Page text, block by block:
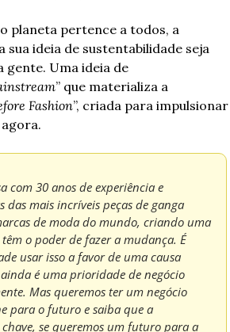
planeta pertence a todos, a
sua ideia de sustentabilidade seja
gente. Uma ideia de
” que materializa a
Fashion”, criada para impulsionar
com 30 anos de experiência e
das mais incríveis peças de ganga
de moda do mundo, criando uma
têm o poder de fazer a mudança. É
usar isso a favor de uma causa
é uma prioridade de negócio
Mas queremos ter um negócio
para o futuro e saiba que a
se queremos um futuro para a